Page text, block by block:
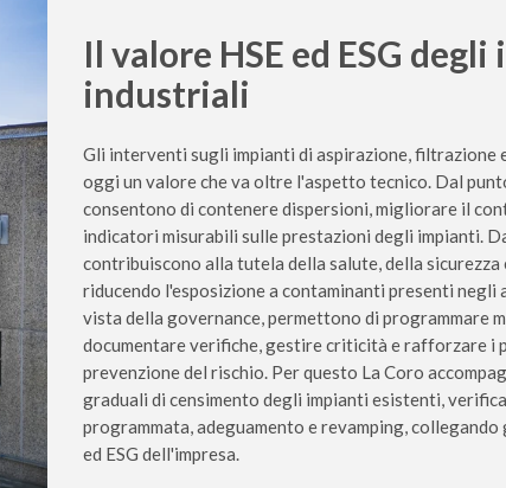
Il valore HSE ed ESG
industriali
Gli interventi sugli impianti di aspirazione, filtrazione
oggi un valore che va oltre l'aspetto tecnico. Dal
consentono di contenere dispersioni, migliorare il
indicatori misurabili sulle prestazioni degli impianti.
contribuiscono alla tutela della salute, della
riducendo l'esposizione a contaminanti presenti
vista della governance, permettono di programmare
documentare verifiche, gestire criticità e rafforzare i
prevenzione del rischio. Per questo La Coro
graduali di censimento degli impianti esistenti,
programmata, adeguamento e revamping,
ed ESG dell'impresa.